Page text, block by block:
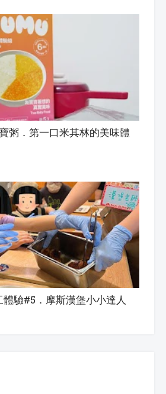
粥．第一口米其林的美味體
驗#5．摩斯漢堡小小達人